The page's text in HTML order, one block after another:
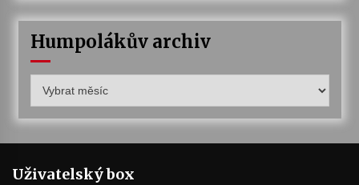
Humpolákův archiv
archiv
Uživatelský box